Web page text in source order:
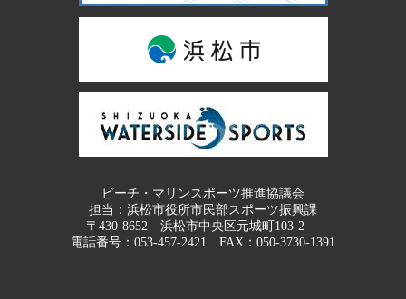
ビーチ・マリンスポーツ推進協議会
担当：浜松市役所市民部スポーツ振興課
〒430-8652 浜松市中央区元城町103-2
電話番号： 053-457-2421 FAX：050-3730-1391